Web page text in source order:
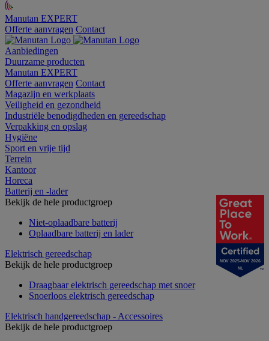
Manutan EXPERT
Offerte aanvragen Contact
Aanbiedingen
Duurzame producten
Manutan EXPERT
Offerte aanvragen Contact
Magazijn en werkplaats
Veiligheid en gezondheid
Industriële benodigdheden en gereedschap
Verpakking en opslag
Hygiëne
Sport en vrije tijd
Terrein
Kantoor
Horeca
Batterij en -lader
Bekijk de hele productgroep
Niet-oplaadbare batterij
Oplaadbare batterij en lader
Elektrisch gereedschap
Bekijk de hele productgroep
Draagbaar elektrisch gereedschap met snoer
Snoerloos elektrisch gereedschap
Elektrisch handgereedschap - Accessoires
Bekijk de hele productgroep
NOV 2025-NOV 2026
NL